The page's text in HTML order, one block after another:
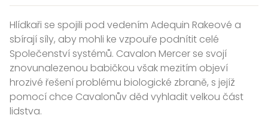
Hlídkaři se spojili pod vedením Adequin Rakeové a
sbírají síly, aby mohli ke vzpouře podnítit celé
Společenství systémů. Cavalon Mercer se svojí
znovunalezenou babičkou však mezitím objeví
hrozivé řešení problému biologické zbraně, s jejíž
pomocí chce Cavalonův děd vyhladit velkou část
lidstva.